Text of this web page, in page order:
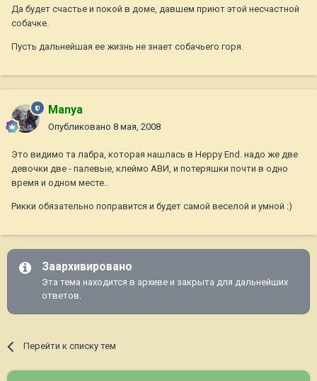
Да будет счастье и покой в доме, давшем приют этой несчастной
собачке.
Пусть дальнейшая ее жизнь не знает собачьего горя.
Manya
Опубликовано 8 мая, 2008
Это видимо та лабра, которая нашлась в Heppy End. надо же две
девочки две - палевые, клеймо АВИ, и потеряшки почти в одно
время и одном месте..
Рикки обязательно поправится и будет самой веселой и умной :)
Заархивировано
Эта тема находится в архиве и закрыта для дальнейших
ответов.
Перейти к списку тем